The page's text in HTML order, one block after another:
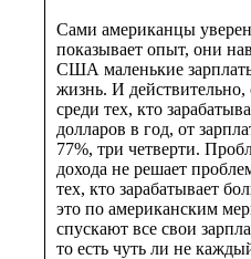
Сами американцы
показывает опыт, они
США маленькие
жизнь. И действительно,
среди тех, кто
долларов в год, от
77%, три четверти.
дохода не решает
тех, кто зарабатывает
это по американским
спускают все свои
то есть чуть ли не